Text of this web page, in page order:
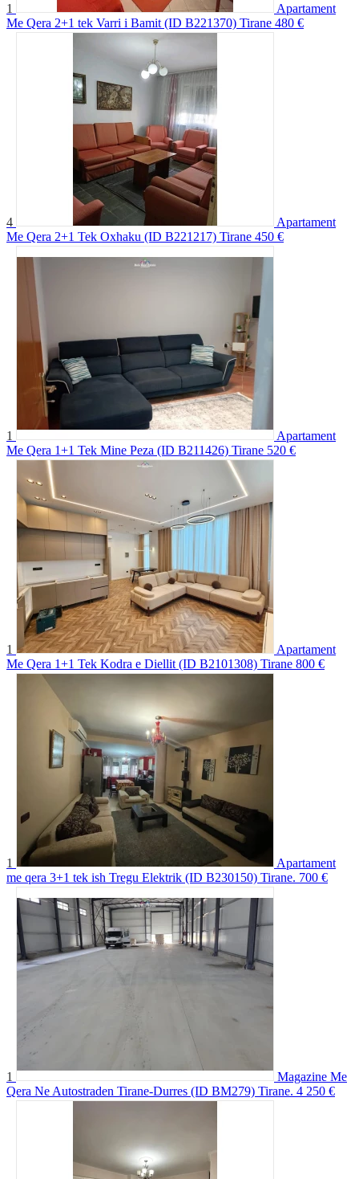
1
Apartament
Me Qera 2+1 tek Varri i Bamit (ID B221370) Tirane 480 €
4
Apartament
Me Qera 2+1 Tek Oxhaku (ID B221217) Tirane 450 €
1
Apartament
Me Qera 1+1 Tek Mine Peza (ID B211426) Tirane 520 €
1
Apartament
Me Qera 1+1 Tek Kodra e Diellit (ID B2101308) Tirane 800 €
1
Apartament
me qera 3+1 tek ish Tregu Elektrik (ID B230150) Tirane. 700 €
1
Magazine Me
Qera Ne Autostraden Tirane-Durres (ID BM279) Tirane. 4 250 €